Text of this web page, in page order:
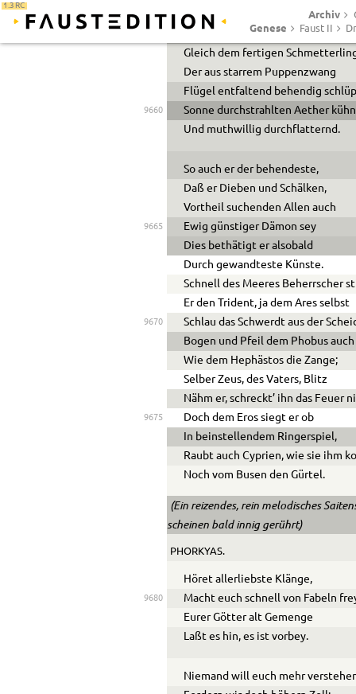
1.3 RC
Archiv
Genese Faust II
9655
Ängstlich drückende Schaale
Lassend ruhig an seiner Statt:
Gleich dem fertigen
Der aus starrem Puppenzwang
Flügel entfaltend behendig
9660
Sonne durchstrahlten Aether kühn
Und muthwillig durchflatternd.
So auch er der behendeste,
Daß er Dieben und Schälken,
Vortheil suchenden Allen auch
9665
Ewig günstiger Dämon sey
Dies bethätigt er alsobald
Durch gewandteste Künste.
Schnell des Meeres Beherrscher
Er den Trident, ja dem Ares selbst
9670
Schlau das Schwerdt aus der
Bogen und Pfeil dem Phobus auch
Wie dem Hephästos die Zange;
Selber Zeus, des Vaters, Blitz
Nähm er, schreckt’ ihn das Feuer
9675
Doch dem Eros siegt er ob
In beinstellendem Ringerspiel,
Raubt auch Cyprien, wie sie ihm
Noch vom Busen den Gürtel.
(Ein reizendes, rein melodisches
scheinen bald innig gerührt)
PHORKYAS.
Höret allerliebste Klänge,
9680
Macht euch schnell von Fabeln
Eurer Götter alt Gemenge
Laßt es hin, es ist vorbey.
Niemand will euch mehr